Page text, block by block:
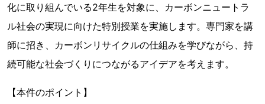
化に取り組んでいる2年生を対象に、カーボンニュートラ
ル社会の実現に向けた特別授業を実施します。専門家を講
師に招き、カーボンリサイクルの仕組みを学びながら、持
続可能な社会づくりにつながるアイデアを考えます。
【本件のポイント】